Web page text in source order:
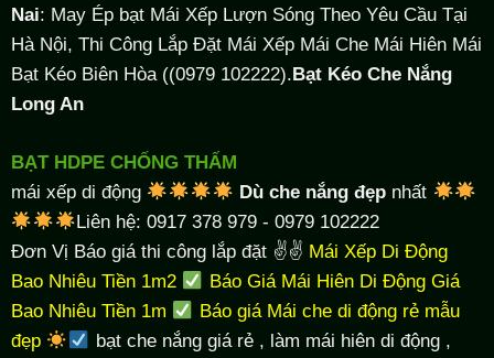
Nai: May Ép bạt Mái Xếp Lượn Sóng Theo Yêu Cầu Tại
Hà Nội, Thi Công Lắp Đặt Mái Xếp Mái Che Mái Hiên Mái
Bạt Kéo Biên Hòa ((0979 102222).Bạt Kéo Che Nắng
Long An
BẠT HDPE CHỐNG THẤM
mái xếp di động Dù che nắng đẹp nhất
Liên hệ: 0917 378 979 - 0979 102222
Đơn Vị Báo giá thi công lắp đặt ✌✌ Mái Xếp Di Động
Bao Nhiêu Tiền 1m2
Báo Giá Mái Hiên Di Động Giá
Bao Nhiêu Tiền 1m
Báo giá Mái che di động rẻ mẫu
đẹp
bạt che nắng giá rẻ, làm mái hiên di động,